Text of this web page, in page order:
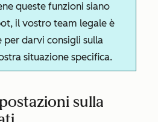
queste funzioni siano
il vostro team legale è
per darvi consigli sulla
situazione specifica.
sulla